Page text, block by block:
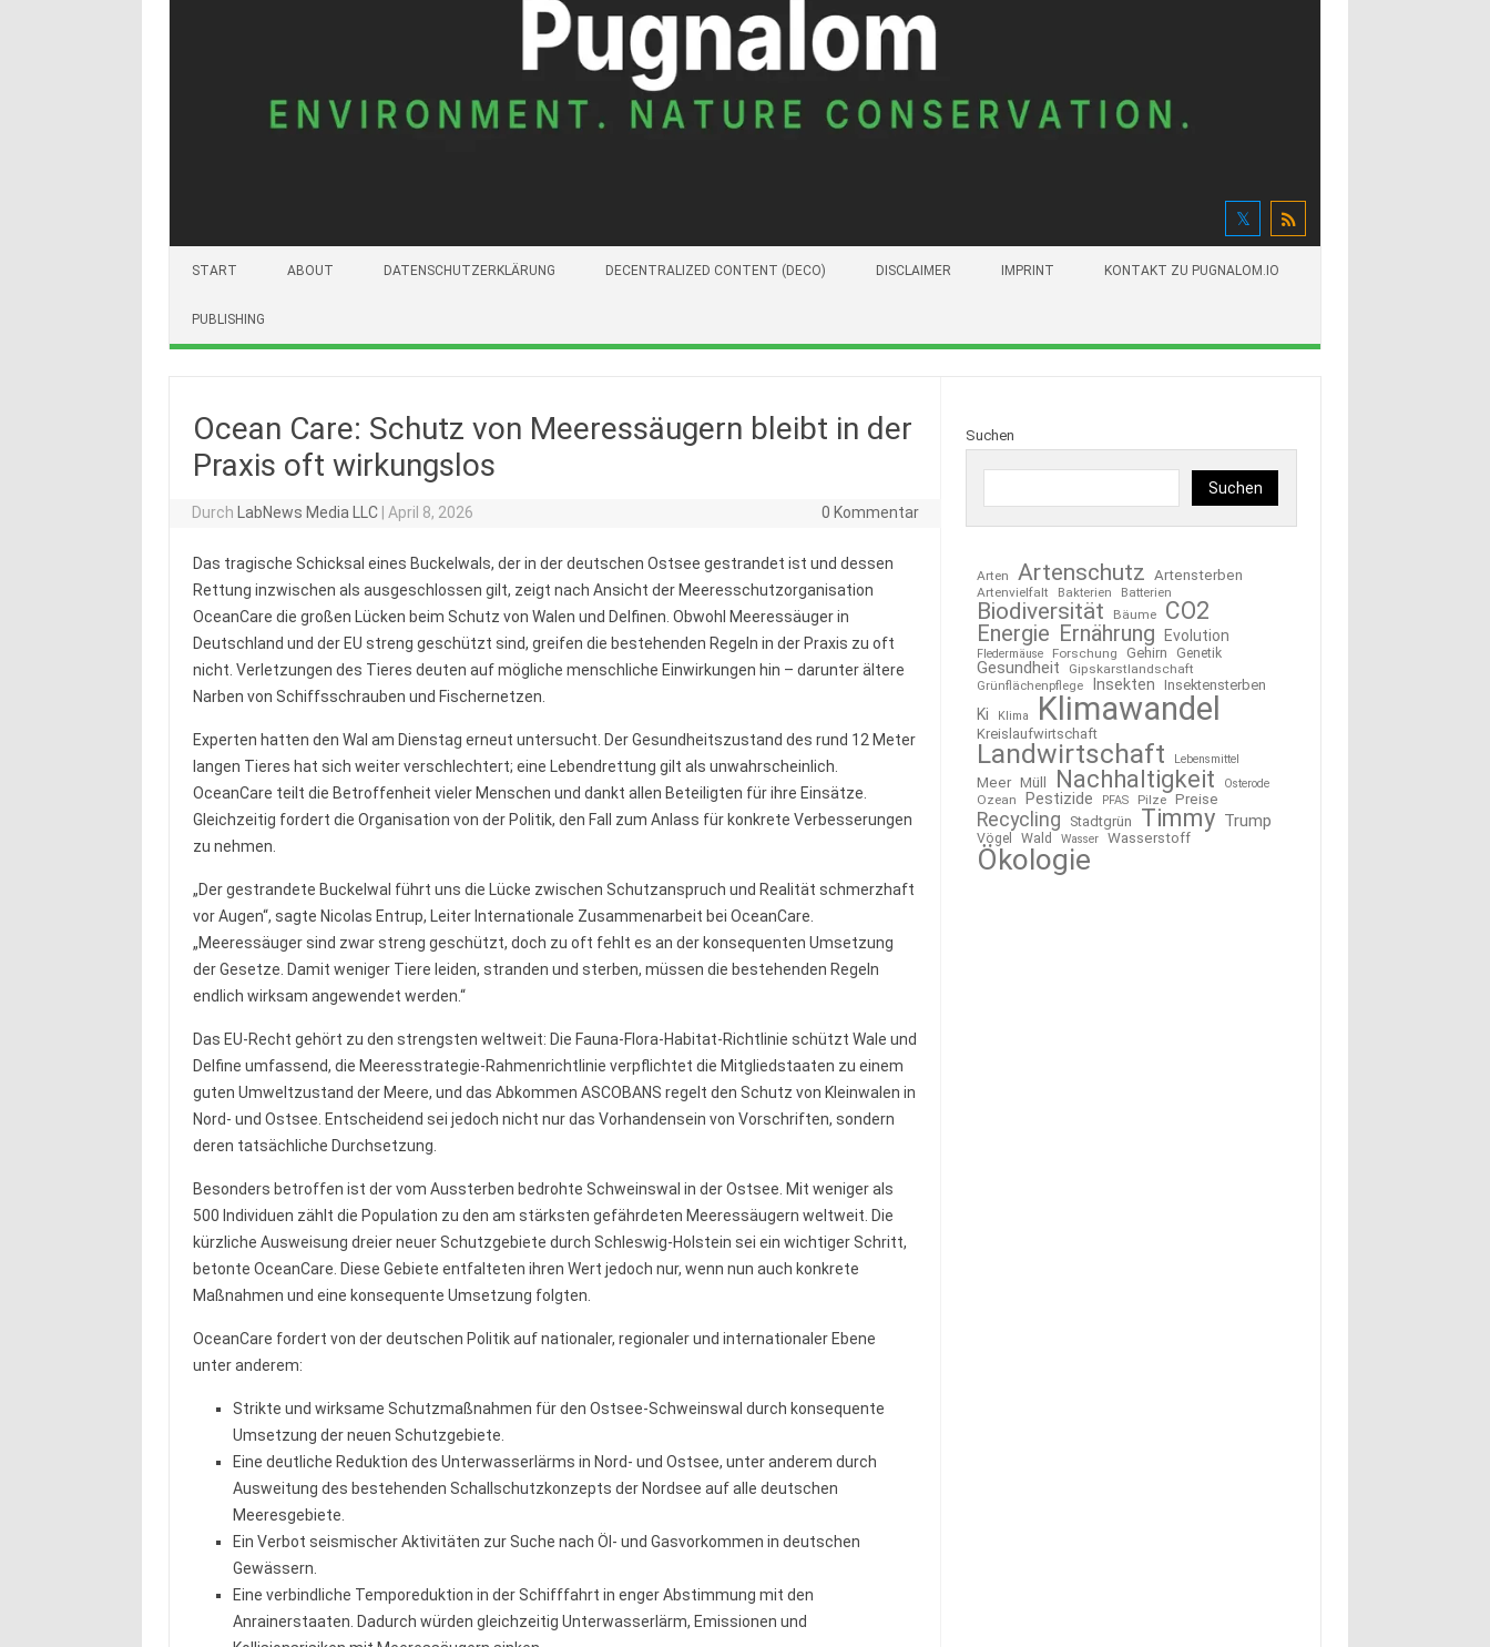
START ABOUT DATENSCHUTZERKLÄRUNG DECENTRALIZED CONTENT (DECO) DISCLAIMER IMPRINT KONTAKT ZU PUGNALOM.IO
PUBLISHING
Ocean Care: Schutz von Meeressäugern bleibt in der
Praxis oft wirkungslos
Durch LabNews Media LLC April 8, 2026 0 Kommentar
Das tragische Schicksal eines Buckelwals, der in der deutschen Ostsee gestrandet ist und dessen
Rettung inzwischen als ausgeschlossen gilt, zeigt nach Ansicht der Meeresschutzorganisation
OceanCare die großen Lücken beim Schutz von Walen und Delfinen. Obwohl Meeressäuger in
Deutschland und der EU streng geschützt sind, greifen die bestehenden Regeln in der Praxis zu oft
nicht. Verletzungen des Tieres deuten auf mögliche menschliche Einwirkungen hin – darunter ältere
Narben von Schiffsschrauben und Fischernetzen.
Experten hatten den Wal am Dienstag erneut untersucht. Der Gesundheitszustand des rund 12 Meter
langen Tieres hat sich weiter verschlechtert; eine Lebendrettung gilt als unwahrscheinlich.
OceanCare teilt die Betroffenheit vieler Menschen und dankt allen Beteiligten für ihre Einsätze.
Gleichzeitig fordert die Organisation von der Politik, den Fall zum Anlass für konkrete Verbesserungen
zu nehmen.
„Der gestrandete Buckelwal führt uns die Lücke zwischen Schutzanspruch und Realität schmerzhaft
vor Augen“, sagte Nicolas Entrup, Leiter Internationale Zusammenarbeit bei OceanCare.
„Meeressäuger sind zwar streng geschützt, doch zu oft fehlt es an der konsequenten Umsetzung
der Gesetze. Damit weniger Tiere leiden, stranden und sterben, müssen die bestehenden Regeln
endlich wirksam angewendet werden.“
Das EU-Recht gehört zu den strengsten weltweit: Die Fauna-Flora-Habitat-Richtlinie schützt Wale und
Delfine umfassend, die Meeresstrategie-Rahmenrichtlinie verpflichtet die Mitgliedstaaten zu einem
guten Umweltzustand der Meere, und das Abkommen ASCOBANS regelt den Schutz von Kleinwalen in
Nord- und Ostsee. Entscheidend sei jedoch nicht nur das Vorhandensein von Vorschriften, sondern
deren tatsächliche Durchsetzung.
Besonders betroffen ist der vom Aussterben bedrohte Schweinswal in der Ostsee. Mit weniger als
500 Individuen zählt die Population zu den am stärksten gefährdeten Meeressäugern weltweit. Die
kürzliche Ausweisung dreier neuer Schutzgebiete durch Schleswig-Holstein sei ein wichtiger Schritt,
betonte OceanCare. Diese Gebiete entfalteten ihren Wert jedoch nur, wenn nun auch konkrete
Maßnahmen und eine konsequente Umsetzung folgten.
OceanCare fordert von der deutschen Politik auf nationaler, regionaler und internationaler Ebene
unter anderem:
Strikte und wirksame Schutzmaßnahmen für den Ostsee-Schweinswal durch konsequente
Umsetzung der neuen Schutzgebiete.
Eine deutliche Reduktion des Unterwasserlärms in Nord- und Ostsee, unter anderem durch
Ausweitung des bestehenden Schallschutzkonzepts der Nordsee auf alle deutschen
Meeresgebiete.
Ein Verbot seismischer Aktivitäten zur Suche nach Öl- und Gasvorkommen in deutschen
Gewässern.
Eine verbindliche Temporeduktion in der Schifffahrt in enger Abstimmung mit den
Anrainerstaaten. Dadurch würden gleichzeitig Unterwasserlärm, Emissionen und
Suchen
Suchen
Arten Artenschutz Artensterben
Artenvielfalt Bakterien Batterien
Biodiversität Bäume CO2
Energie Ernährung Evolution
Fledermäuse Forschung Gehirn Genetik
Gesundheit Gipskarstlandschaft
Grünflächenpflege Insekten Insektensterben
Ki Klima Klimawandel
Kreislaufwirtschaft
Landwirtschaft Lebensmittel
Meer Müll Nachhaltigkeit Osterode
Ozean Pestizide PFAS Pilze Preise
Recycling Stadtgrün Timmy Trump
Vögel Wald Wasser Wasserstoff
Ökologie